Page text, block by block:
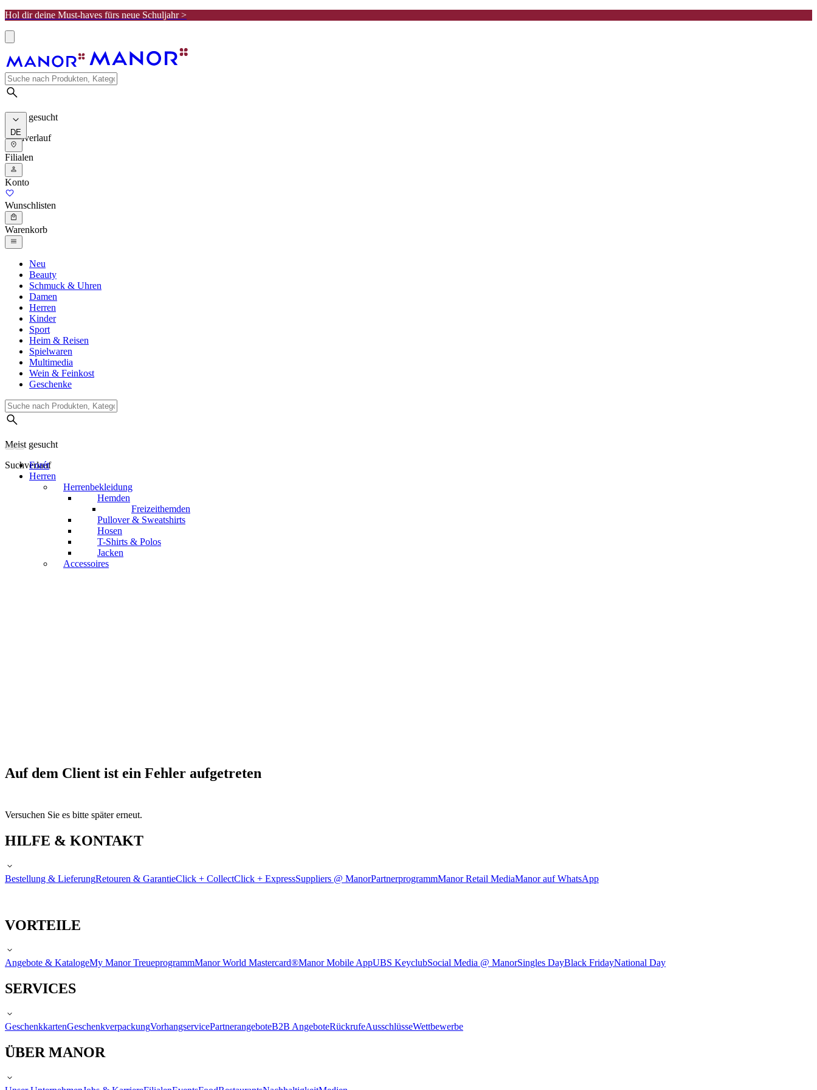
Hol dir deine Must-haves fürs neue Schuljahr >
Meist gesucht
Suchverlauf
DE
Filialen
Konto
Wunschlisten
Warenkorb
Neu
Beauty
Schmuck & Uhren
Damen
Herren
Kinder
Sport
Heim & Reisen
Spielwaren
Multimedia
Wein & Feinkost
Geschenke
Meist gesucht
Suchverlauf
Forét
Herren
Herrenbekleidung
Hemden
Freizeithemden
Pullover & Sweatshirts
Hosen
T-Shirts & Polos
Jacken
Accessoires
Auf dem Client ist ein Fehler aufgetreten
Versuchen Sie es bitte später erneut.
HILFE & KONTAKT
Bestellung & LieferungRetouren & GarantieClick + CollectClick + ExpressSuppliers @ ManorPartnerprogrammManor Retail MediaManor auf WhatsApp
VORTEILE
Angebote & KatalogeMy Manor TreueprogrammManor World Mastercard®Manor Mobile AppUBS KeyclubSocial Media @ ManorSingles DayBlack FridayNational Day
SERVICES
GeschenkkartenGeschenkverpackungVorhangservicePartnerangeboteB2B AngeboteRückrufeAusschlüsseWettbewerbe
ÜBER MANOR